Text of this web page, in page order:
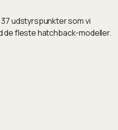
udstyrspunkter som vi
de fleste hatchback-modeller.